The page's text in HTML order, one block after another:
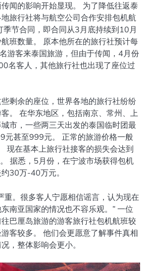
闻的影响开始显现。 为了降低往返泰
旅行社将与航空公司合作安排包机航
季节合同，即合同从3月底持续到10月
班数量。 原本他所在的旅行社预计每
游客来泰国旅游，但由于传闻，4月份
名客人，其他旅行社也出现了座位过
剩余的座位，世界各地的旅行社纷纷
。 在华东地区，包括南京、常州、上
市，一些两三天出发的泰国临时团最
元甚至999元。 正常的旅游价格一般
现在基本上旅行社接客的损失会达到
据悉，5月份，在宁波市场获得包机
30万-40万元。
重。很多客人宁愿相信谣言，认为现在
南亚国家的情况也不容乐观。” 一位
巴厘岛旅游的游客旅行社包机航班较
客较多。 他们会更愿意了解事件真相
，整体影响会更小。